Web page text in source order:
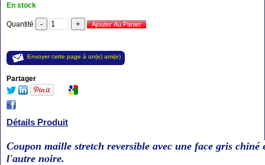
En stock
Quantité
Envoyer cette page à un(e) ami(e)
Partager
Détails Produit
Coupon maille stretch reversible avec une face gris chiné
l'autre noire.